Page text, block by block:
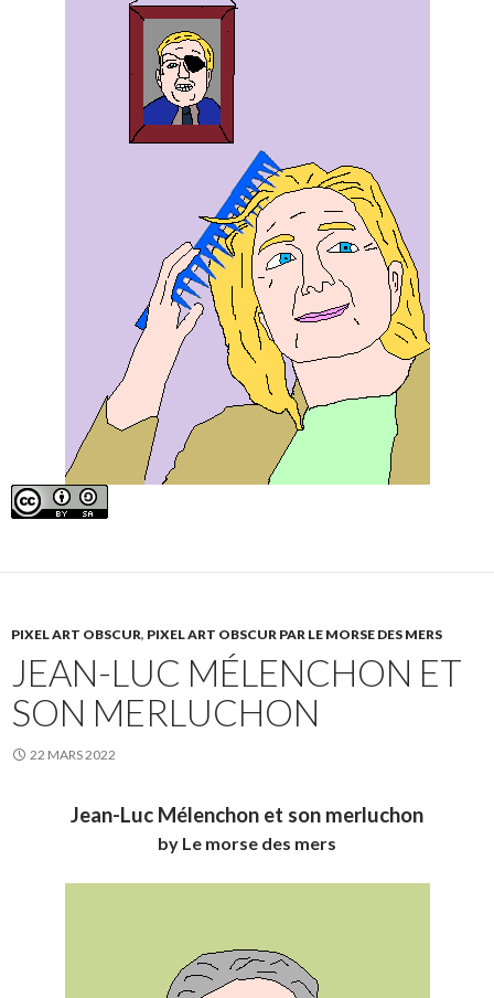
PIXEL ART OBSCUR, PIXEL ART OBSCUR PAR LE MORSE DES MERS
JEAN-LUC MÉLENCHON ET
SON MERLUCHON
22 MARS 2022
Jean-Luc Mélenchon et son merluchon
by Le morse des mers